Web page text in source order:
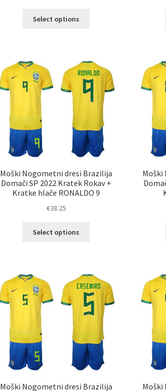
Select options
različic.
Možnosti
lahko
izberete
na
strani
izdelka
Moški Nogometni dresi Brazilija
Domači SP 2022 Kratek Rokav +
Kratke hlače RONALDO 9
€38.25
Select options
različic.
Možnosti
lahko
izberete
na
strani
izdelka
Moški
Moški Nogometni dresi Brazilija
Moški